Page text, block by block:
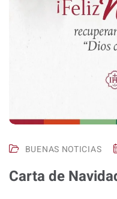
BUENAS NOTICIAS
Carta de